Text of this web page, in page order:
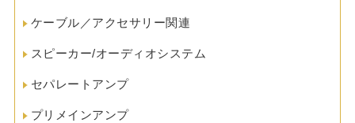
ケーブル／アクセサリー関連
スピーカー/オーディオシステム
セパレートアンプ
プリメインアンプ